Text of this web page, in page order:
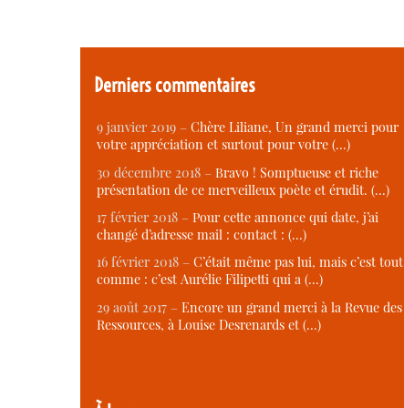
Derniers commentaires
9 janvier 2019 – Chère Liliane, Un grand merci pour
votre appréciation et surtout pour votre (…)
30 décembre 2018 – Bravo ! Somptueuse et riche
présentation de ce merveilleux poète et érudit. (…)
17 février 2018 – Pour cette annonce qui date, j’ai
changé d’adresse mail : contact : (…)
16 février 2018 – C’était même pas lui, mais c’est tout
comme : c’est Aurélie Filipetti qui a (…)
29 août 2017 – Encore un grand merci à la Revue des
Ressources, à Louise Desrenards et (…)